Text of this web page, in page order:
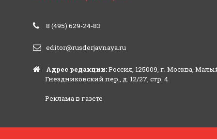
8 (495) 629-24-83
editor@rusderjavnaya.ru
Адрес редакции:Россия, 125009, г. Москва,
Гнездниковский пер., д. 12/27, стр. 4
Реклама в газете